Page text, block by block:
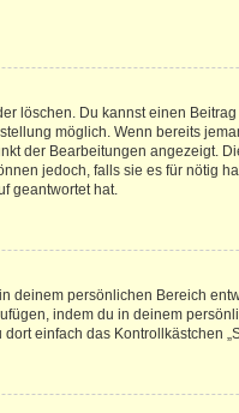
Du kannst einen
möglich. Wenn bereits
der Bearbeitungen angezeigt.
jedoch, falls sie es für nötig
geantwortet hat.
persönlichen Bereich
indem du in deinem
einfach das Kontrollkästchen